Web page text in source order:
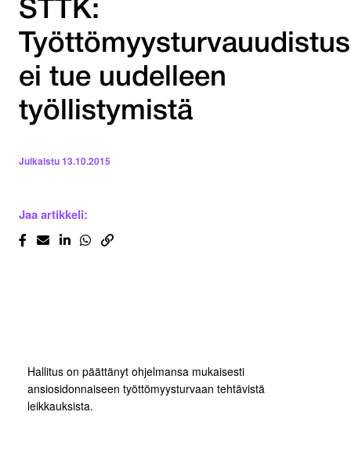
STTK:
Työttömyysturvauudistus
ei tue uudelleen
työllistymistä
Julkaistu13.10.2015
Jaa artikkeli:
Hallitus on päättänyt ohjelmansa mukaisesti
ansiosidonnaiseen työttömyysturvaan tehtävistä
leikkauksista.